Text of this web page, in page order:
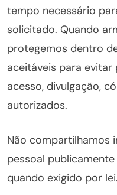
tempo necessário
solicitado. Quando
protegemos dentro
aceitáveis ​​para
acesso, divulgação,
autorizados.
Não compartilhamos
pessoal
quando exigido por lei.